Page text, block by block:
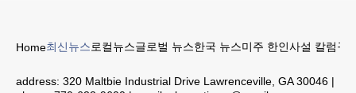
Home최신뉴스로컬뉴스글로벌 뉴스한국 뉴스미주 한인사설 칼럼구
address: 320 Maltbie Industrial Drive Lawrenceville, GA 30046 |